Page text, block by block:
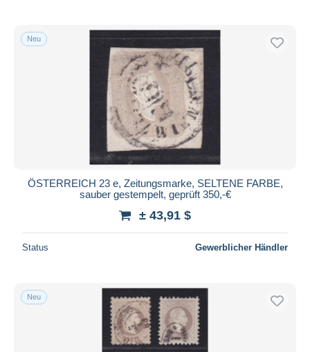
Neu
ÖSTERREICH 23 e, Zeitungsmarke, SELTENE FARBE,
sauber gestempelt, geprüft 350,-€
± 43,91 $
Status Gewerblicher Händler
Neu